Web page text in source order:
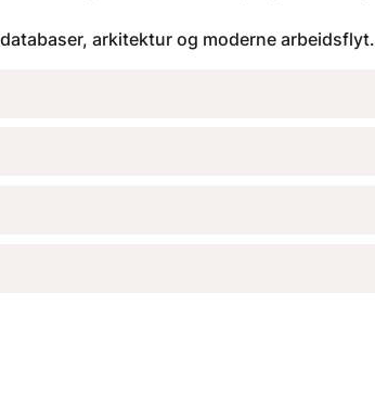
arkitektur og moderne arbeidsflyt.